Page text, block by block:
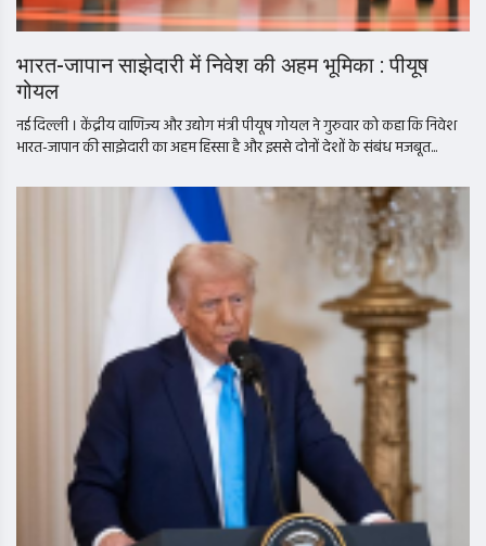
भारत-जापान साझेदारी में निवेश की अहम भूमिका : पीयूष
गोयल
नई दिल्ली । केंद्रीय वाणिज्य और उद्योग मंत्री पीयूष गोयल ने गुरुवार को कहा कि निवेश
भारत-जापान की साझेदारी का अहम हिस्सा है और इससे दोनों देशों के संबंध मजबूत...